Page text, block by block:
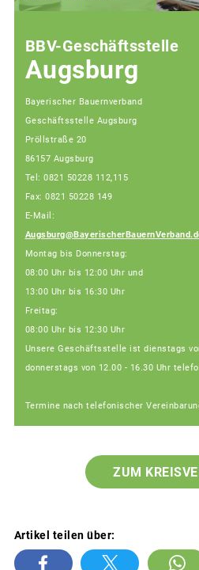
BBV-Geschäftsstelle
Augsburg
Bayerischer Bauernverband
Geschäftsstelle Augsburg
Pröllstraße 20
86157 Augsburg
Tel: 0821 50228 112,115
Fax: 0821 50228 149
E-Mail:
Montag bis Donnerstag:
08:00 Uhr bis 12:00 Uhr und
13:00 Uhr bis 16:30 Uhr
Freitag:
08:00 Uhr bis 12:30 Uhr
Unsere Geschäftsstelle ist dienstags
donnerstags von 12.00 - 16.30 Uhr
Termine nach telefonischer
ZUM
Artikel teilen über: